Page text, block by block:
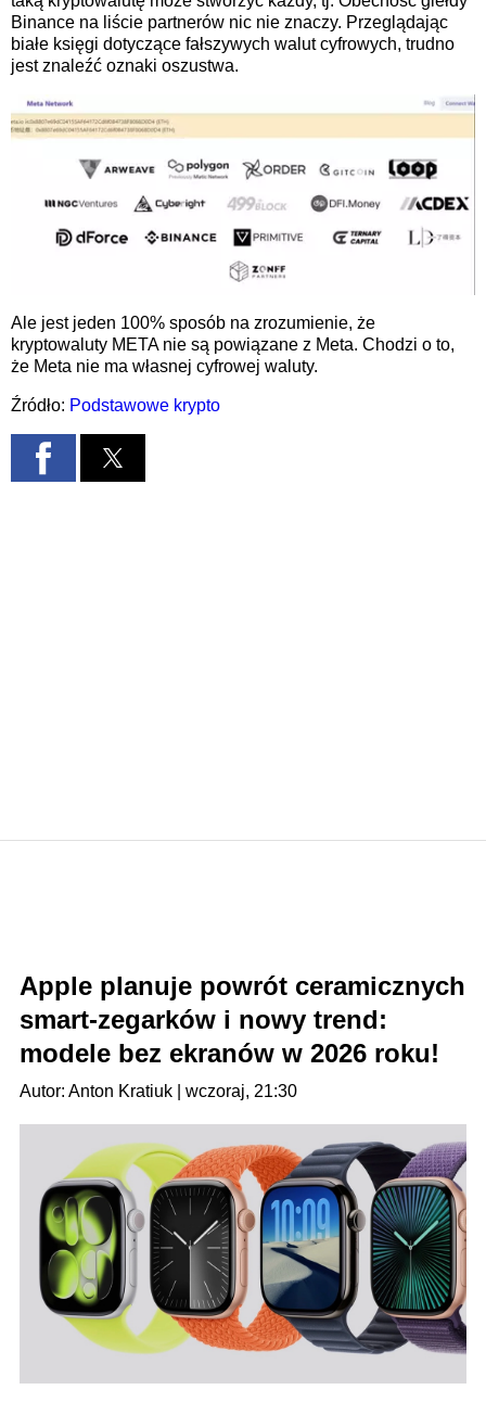
Binance na liście partnerów nic nie znaczy. Przeglądając
białe księgi dotyczące fałszywych walut cyfrowych, trudno
jest znaleźć oznaki oszustwa.
Ale jest jeden 100% sposób na zrozumienie, że
kryptowaluty META nie są powiązane z Meta. Chodzi o to,
że Meta nie ma własnej cyfrowej waluty.
Źródło: Podstawowe krypto